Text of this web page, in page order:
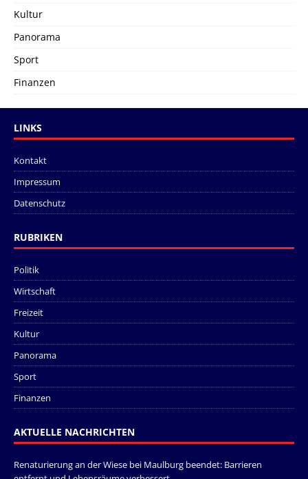
Kultur
Panorama
Sport
Finanzen
LINKS
Kontakt
Impressum
Datenschutz
RUBRIKEN
Politik
Wirtschaft
Freizeit
Kultur
Panorama
Sport
Finanzen
AKTUELLE NACHRICHTEN
Renaturierung an der Wiese bei Maulburg beendet: Barrieren